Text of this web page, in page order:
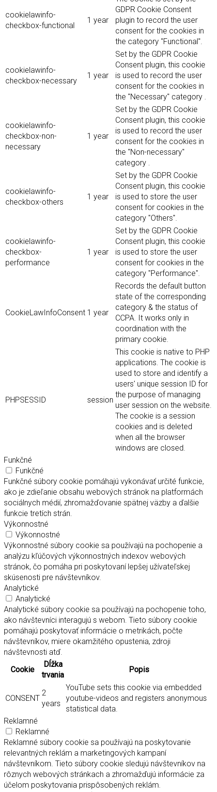
cookielawinfo-
checkbox-functional
1 year
GDPR Cookie Consent
plugin to record the user
consent for the cookies in
the category "Functional".
cookielawinfo-
checkbox-necessary
1 year
Set by the GDPR Cookie
Consent plugin, this cookie
is used to record the user
consent for the cookies in
the "Necessary" category .
cookielawinfo-
checkbox-non-
necessary
1 year
Set by the GDPR Cookie
Consent plugin, this cookie
is used to record the user
consent for the cookies in
the "Non-necessary"
category .
cookielawinfo-
checkbox-others
1 year
Set by the GDPR Cookie
Consent plugin, this cookie
is used to store the user
consent for cookies in the
category "Others".
cookielawinfo-
checkbox-
performance
1 year
Set by the GDPR Cookie
Consent plugin, this cookie
is used to store the user
consent for cookies in the
category "Performance".
CookieLawInfoConsent 1 year
Records the default button
state of the corresponding
category & the status of
CCPA. It works only in
coordination with the
primary cookie.
PHPSESSID session
This cookie is native to PHP
applications. The cookie is
used to store and identify a
users' unique session ID for
the purpose of managing
user session on the website.
The cookie is a session
cookies and is deleted
when all the browser
windows are closed.
Funkčné
Funkčné
Funkčné súbory cookie pomáhajú vykonávať určité funkcie,
ako je zdieľanie obsahu webových stránok na platformách
sociálnych médií, zhromažďovanie spätnej väzby a ďalšie
funkcie tretích strán.
Výkonnostné
Výkonnostné
Výkonnostné súbory cookie sa používajú na pochopenie a
analýzu kľúčových výkonnostných indexov webových
stránok, čo pomáha pri poskytovaní lepšej užívateľskej
skúsenosti pre návštevníkov.
Analytické
Analytické
Analytické súbory cookie sa používajú na pochopenie toho,
ako návštevníci interagujú s webom. Tieto súbory cookie
pomáhajú poskytovať informácie o metrikách, počte
návštevníkov, miere okamžitého opustenia, zdroji
návštevnosti atď.
Cookie
Dĺžka
trvania
Popis
CONSENT
2
years
YouTube sets this cookie via embedded
youtube-videos and registers anonymous
statistical data.
Reklamné
Reklamné
Reklamné súbory cookie sa používajú na poskytovanie
relevantných reklám a marketingových kampaní
návštevníkom. Tieto súbory cookie sledujú návštevníkov na
rôznych webových stránkach a zhromažďujú informácie za
účelom poskytovania prispôsobených reklám.